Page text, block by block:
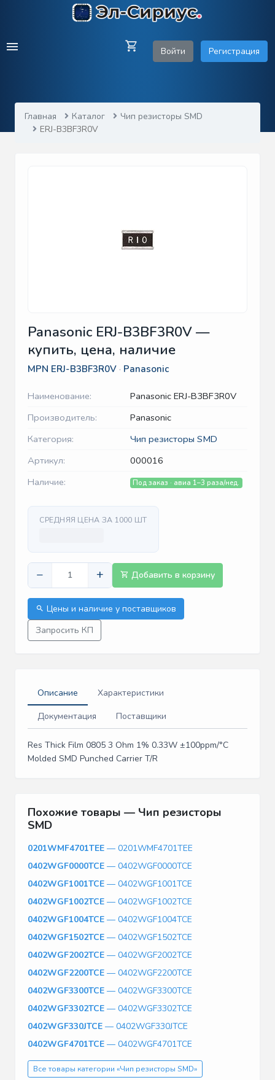
Войти Регистрация
Главная Каталог
Чип резисторы SMD
ERJ-B3BF3R0V
Panasonic ERJ-B3BF3R0V —
купить, цена, наличие
MPN ERJ-B3BF3R0V · Panasonic
Наименование:
Panasonic ERJ-B3BF3R0V
Производитель:
Panasonic
Категория:
Чип резисторы SMD
Артикул:
000016
Наличие:
Под заказ · авиа 1–3 раза/нед.
СРЕДНЯЯ ЦЕНА ЗА 1000 ШТ
− + Добавить в корзину
Цены и наличие у поставщиков
Запросить КП
Описание
Характеристики
Документация
Поставщики
Res Thick Film 0805 3 Ohm 1% 0.33W ±100ppm/°C
Molded SMD Punched Carrier T/R
Похожие товары — Чип резисторы
SMD
0201WMF4701TEE — 0201WMF4701TEE
0402WGF0000TCE — 0402WGF0000TCE
0402WGF1001TCE — 0402WGF1001TCE
0402WGF1002TCE — 0402WGF1002TCE
0402WGF1004TCE — 0402WGF1004TCE
0402WGF1502TCE — 0402WGF1502TCE
0402WGF2002TCE — 0402WGF2002TCE
0402WGF2200TCE — 0402WGF2200TCE
0402WGF3300TCE — 0402WGF3300TCE
0402WGF3302TCE — 0402WGF3302TCE
0402WGF330JTCE — 0402WGF330JTCE
0402WGF4701TCE — 0402WGF4701TCE
Все товары категории «Чип резисторы SMD»